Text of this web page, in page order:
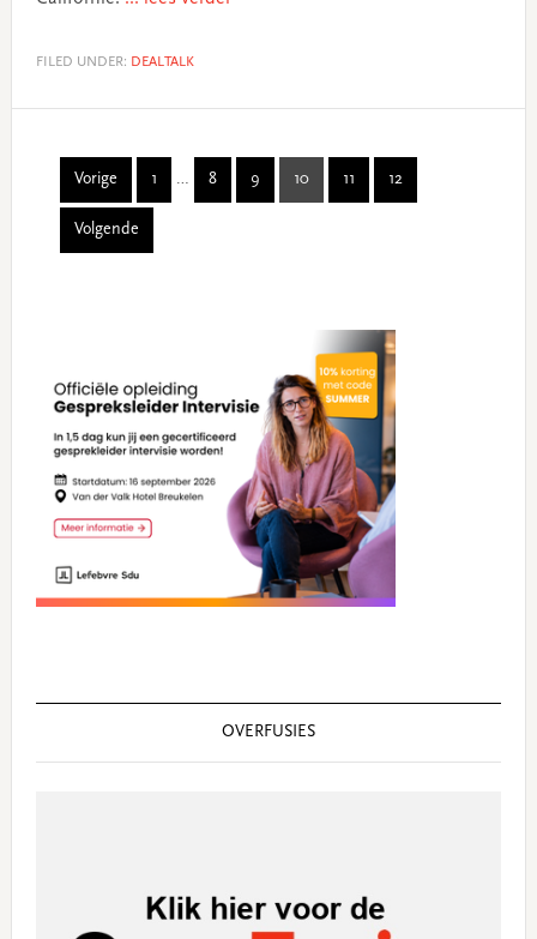
FILED UNDER: DEALTALK
Vorige Page
1
Interim
pages
… Page
8 Page
9 Page
10 11 Page
12
Volgende
OVERFUSIES